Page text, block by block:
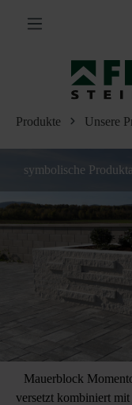
springen
Produkte Unsere
Mauerblock
versetzt kombiniert
symbolische